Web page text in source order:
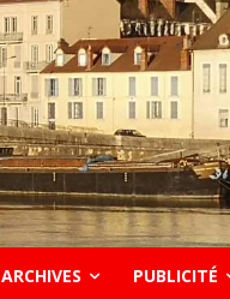
ARCHIVES PUBLICITÉ